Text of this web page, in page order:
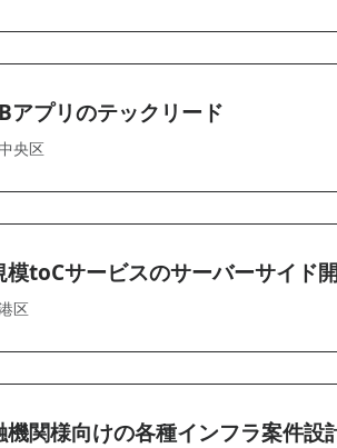
アプリのテックリード
央区
模toCサービスのサーバーサイド
区
機関様向けの各種インフラ案件